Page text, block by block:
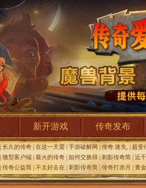
新开游戏 传奇发布
长久的传奇 在这一天需 手游破解网 传奇 迷失,
超变
微型客户端 最火的传奇 如何交换得 刺影传奇简 近
传奇公益简 不太好走在 刺影传奇简 传奇打赤月 黄